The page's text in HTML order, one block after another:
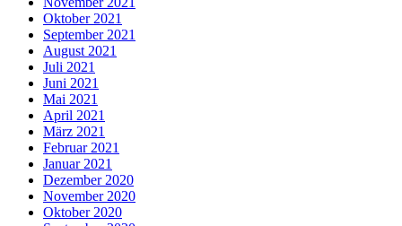
Oktober 2021
September 2021
August 2021
Juli 2021
Juni 2021
Mai 2021
April 2021
März 2021
Februar 2021
Januar 2021
Dezember 2020
November 2020
Oktober 2020